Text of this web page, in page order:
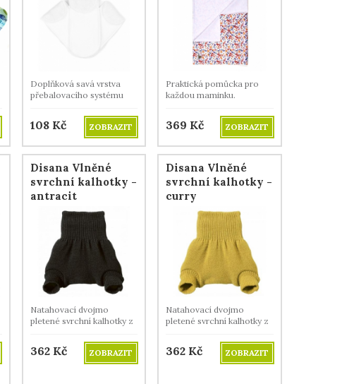
Doplňková savá vrstva
přebalovacího systému
108 Kč ZOBRAZIT
Praktická pomůcka pro
každou maminku.
369 Kč ZOBRAZIT
Disana Vlněné
svrchní kalhotky -
antracit
Natahovací dvojmo
pletené svrchní kalhotky z
362 Kč ZOBRAZIT
Disana Vlněné
svrchní kalhotky -
curry
Natahovací dvojmo
pletené svrchní kalhotky z
362 Kč ZOBRAZIT